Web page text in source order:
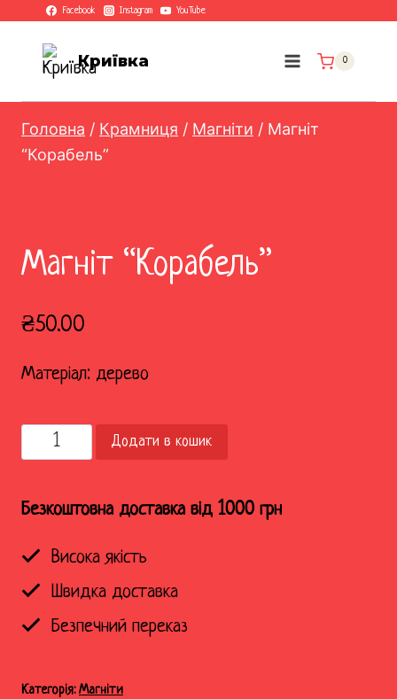
Перейти
вмісту
Facebook Instagram YouTube
Криївка 0
Головна / Крамниця / Магніти / Магніт
“Корабель”
Магніт “Корабель”
₴50.00
Матеріал: дерево
Магніт
"Корабель"
Додати в кошик
Безкоштовна доставка від 1000 грн
Висока якість
Швидка доставка
Безпечний переказ
Категорія:Магніти